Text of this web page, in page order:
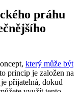
práhu
který může být
princip je založen na
přijatelná, dokud